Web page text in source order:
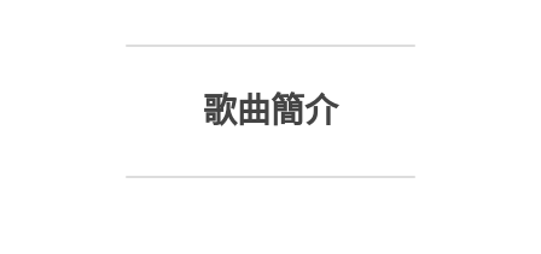
歌曲簡介